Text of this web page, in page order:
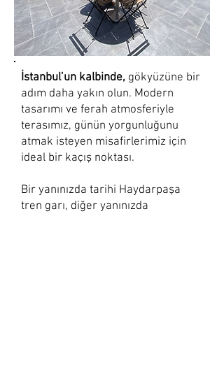
İstanbul’un kalbinde, gökyüzüne bir
adım daha yakın olun. Modern
tasarımı ve ferah atmosferiyle
terasımız, günün yorgunluğunu
atmak isteyen misafirlerimiz için
ideal bir kaçış noktası.
Bir yanınızda tarihi Haydarpaşa
tren garı, diğer yanınızda